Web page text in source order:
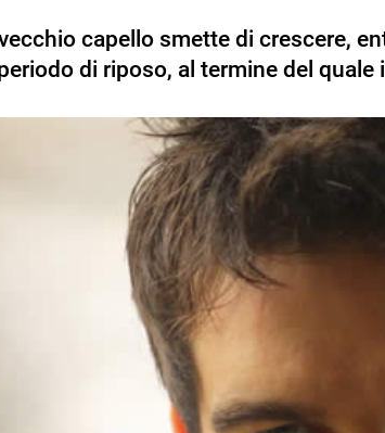
capello smette di crescere,
di riposo, al termine del